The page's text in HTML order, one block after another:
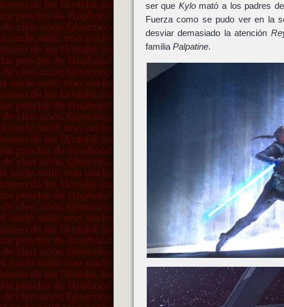
ser que Kylomató a los padres de
Fuerza como se pudo ver en la
desviar demasiado la atención
familia Palpatine.